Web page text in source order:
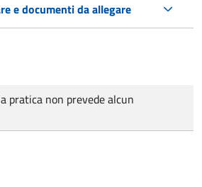
e documenti da allegare
pratica non prevede alcun